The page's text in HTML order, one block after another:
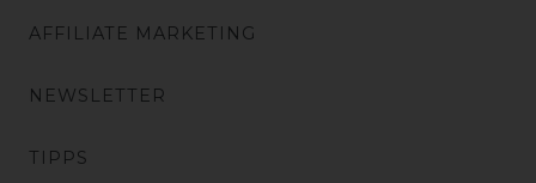
AFFILIATE MARKETING
NEWSLETTER
TIPPS